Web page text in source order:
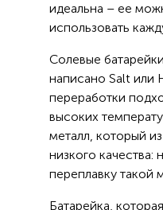
идеальна – ее
использовать
Солевые
написано Salt или
переработки
высоких
металл, который
низкого качества:
переплавку такой
Батарейка,